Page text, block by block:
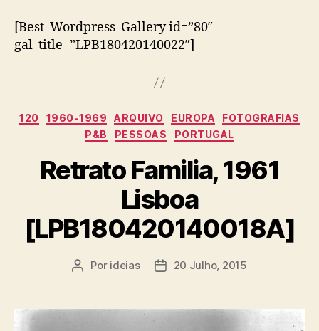
[Best_Wordpress_Gallery id=”80″
gal_title=”LPB180420140022″]
Categorias
120 1960-1969 ARQUIVO EUROPA
FOTOGRAFIAS
P&B
PESSOAS PORTUGAL
Retrato Familia, 1961
Lisboa
[LPB180420140018A]
Autor
Por ideias
Data20 Julho, 2015